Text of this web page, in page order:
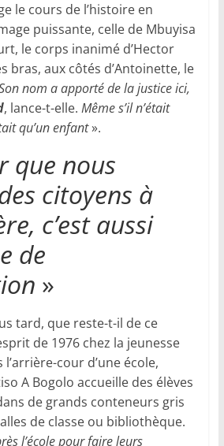
le cours de l’histoire en
puissante, celle de Mbuyisa
le corps inanimé d’Hector
bras, aux côtés d’Antoinette, le
nom a apporté de la justice ici,
, lance-t-elle. Même s’il n’était
qu’un enfant».
que nous
citoyens à
c’est aussi
de
»
tard, que reste-t-il de ce
de 1976 chez la jeunesse
l’arrière-cour d’une école,
A Bogolo accueille des élèves
de grands conteneurs gris
de classe ou bibliothèque.
l’école pour faire leurs